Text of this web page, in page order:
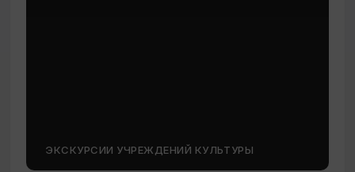
ЭКСКУРСИИ УЧРЕЖДЕНИЙ КУЛЬТУРЫ